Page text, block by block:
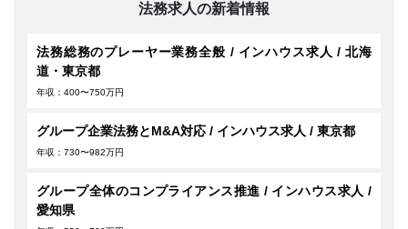
法務求人の新着情報
法務総務のプレーヤー業務全般 / インハウス求人 / 北海
道・東京都
年収：400〜750万円
グループ企業法務とM&A対応 / インハウス求人 / 東京都
年収：730〜982万円
グループ全体のコンプライアンス推進 / インハウス求人 /
愛知県